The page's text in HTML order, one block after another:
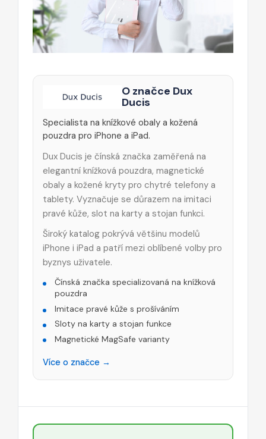
O značce Dux
Ducis
Specialista na knížkové obaly a kožená
pouzdra pro iPhone a iPad.
Dux Ducis je čínská značka zaměřená na
elegantní knížková pouzdra, magnetické
obaly a kožené kryty pro chytré telefony a
tablety. Vyznačuje se důrazem na imitaci
pravé kůže, slot na karty a stojan funkci.
Široký katalog pokrývá většinu modelů
iPhone i iPad a patří mezi oblíbené volby pro
byznys uživatele.
Čínská značka specializovaná na knížková
pouzdra
Imitace pravé kůže s prošíváním
Sloty na karty a stojan funkce
Magnetické MagSafe varianty
Více o značce →